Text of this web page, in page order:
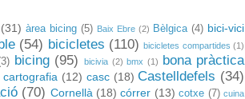
(31) àrea bicing (5) Baix Ebre (2) Bèlgica (4) bici-vici
(54) bicicletes (110) bicicletes compartides (1)
bicing (95) bicivia (2) bmx (1) bona pràctica
cartografia (12) casc (18) Castelldefels (34)
(70) Cornellà (18) córrer (13) cotxe (7) cuina